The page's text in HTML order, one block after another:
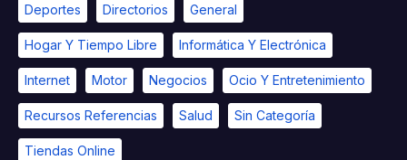
Deportes Directorios General
Hogar Y Tiempo Libre Informática Y Electrónica
Internet Motor Negocios Ocio Y Entretenimiento
Recursos Referencias Salud Sin Categoría
Tiendas Online